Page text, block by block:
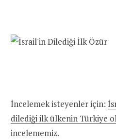
İncelemek isteyenler için:
dilediği ilk ülkenin Türkiye
incelememiz.